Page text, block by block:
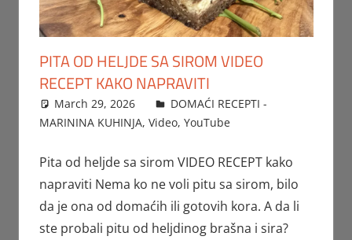
PITA OD HELJDE SA SIROM VIDEO
RECEPT KAKO NAPRAVITI
March 29, 2026 FTorgAdmin
DOMAĆI RECEPTI -
MARININA KUHINJA, Video, YouTube
Pita od heljde sa sirom VIDEO RECEPT kako
napraviti Nema ko ne voli pitu sa sirom, bilo
da je ona od domaćih ili gotovih kora. A da li
ste probali pitu od heljdinog brašna i sira?